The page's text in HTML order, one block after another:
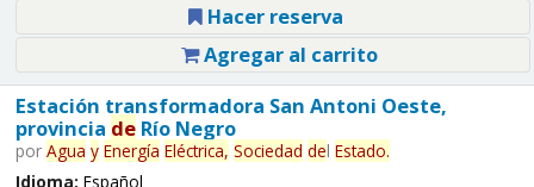
Hacer reserva
Agregar al carrito
Estación transformadora San Antoni Oeste,
provincia deRío Negro
por Agua y Energía Eléctrica, Sociedad del Estado.
Idioma: Español